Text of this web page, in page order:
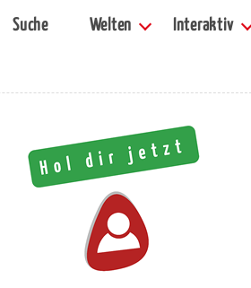
Suche Welten Interaktiv